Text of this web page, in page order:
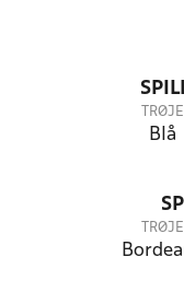
TRØJE
Blå
TRØJE